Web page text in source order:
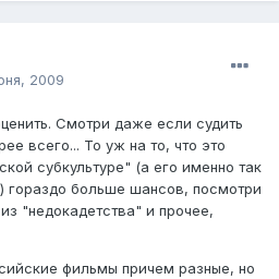
2009
Смотри даже если судить
всего... То уж на то, что это
субкультуре" (а его именно так
гораздо больше шансов, посмотри
"недокадетства" и прочее,
фильмы причем разные, но